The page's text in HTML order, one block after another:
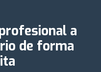
a
de forma